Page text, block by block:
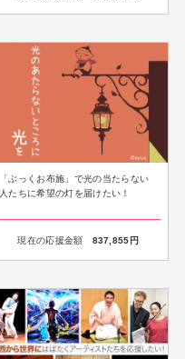
「ぶっくお布施」で光の当たらない
人たちに希望の灯を届けたい！
現在の応援金額 837,855 円